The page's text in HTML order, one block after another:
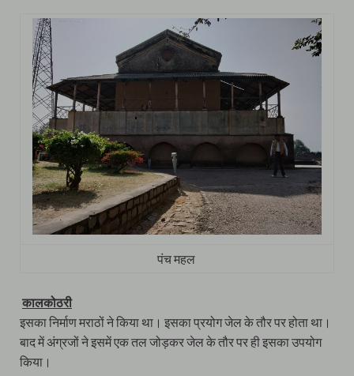
पंच महल
कालकोठरी
इसका निर्माण मराठों ने किया था। इसका प्रयोग जेल के तौर पर होता था।
बाद में अंग्रजों ने इसमें एक तल जोड़कर जेल के तौर पर ही इसका उपयोग
किया।